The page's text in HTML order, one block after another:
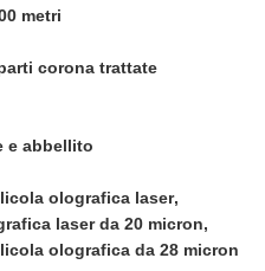
metri
corona trattate
e abbellito
olografica laser,
laser da 20 micron,
olografica da 28 micron